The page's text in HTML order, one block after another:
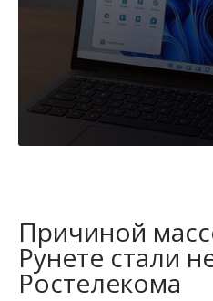
Причиной
Рунете стали
Ростелекома